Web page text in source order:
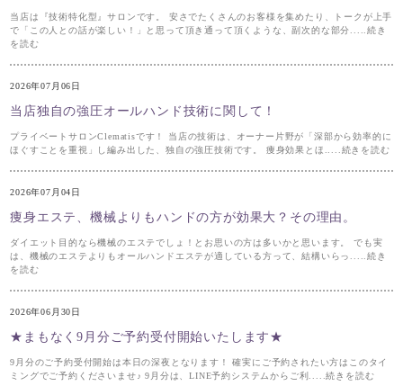
当店は『技術特化型』サロンです。 安さでたくさんのお客様を集めたり、トークが上手
で「この人との話が楽しい！」と思って頂き通って頂くような、副次的な部分.....続き
を読む
2026年07月06日
当店独自の強圧オールハンド技術に関して！
プライベートサロンClematisです！ 当店の技術は、オーナー片野が「深部から効率的に
ほぐすことを重視」し編み出した、独自の強圧技術です。 痩身効果とほ.....続きを読む
2026年07月04日
痩身エステ、機械よりもハンドの方が効果大？その理由。
ダイエット目的なら機械のエステでしょ！とお思いの方は多いかと思います。 でも実
は、機械のエステよりもオールハンドエステが適している方って、結構いらっ.....続き
を読む
2026年06月30日
★まもなく9月分ご予約受付開始いたします★
9月分のご予約受付開始は本日の深夜となります！ 確実にご予約されたい方はこのタイ
ミングでご予約くださいませ♪ 9月分は、LINE予約システムからご利.....続きを読む